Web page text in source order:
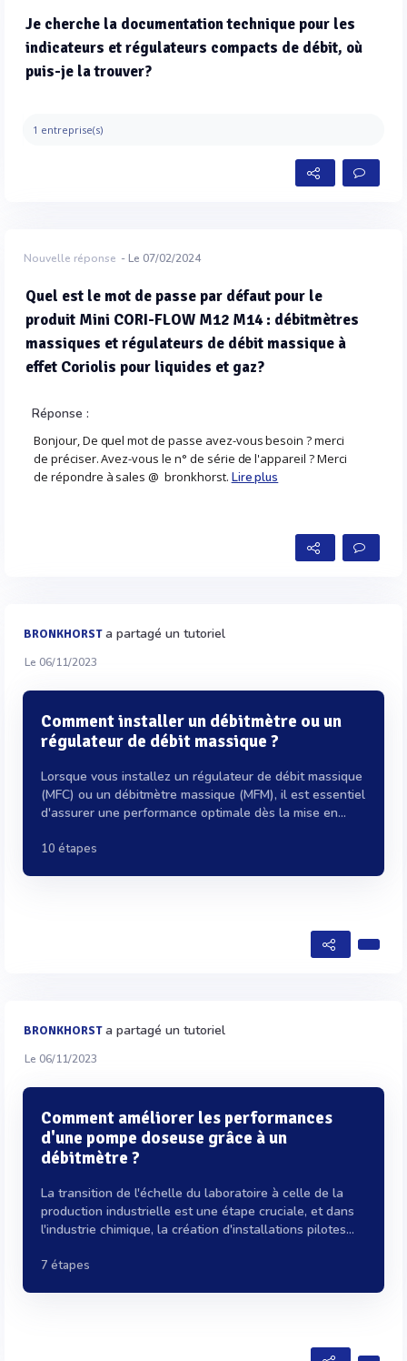
Je cherche la documentation technique pour les
indicateurs et régulateurs compacts de débit, où
puis-je la trouver?
1 entreprise(s)
Nouvelle réponse - Le 07/02/2024
Quel est le mot de passe par défaut pour le
produit Mini CORI-FLOW M12 M14 : débitmètres
massiques et régulateurs de débit massique à
effet Coriolis pour liquides et gaz?
Réponse :
Bonjour, De quel mot de passe avez-vous besoin ? merci
de préciser. Avez-vous le n° de série de l'appareil ? Merci
de répondre à sales @ bronkhorst. Lire plus
BRONKHORSTa partagé un tutoriel
Le 06/11/2023
Comment installer un débitmètre ou un
régulateur de débit massique ?
Lorsque vous installez un régulateur de débit massique
(MFC) ou un débitmètre massique (MFM), il est essentiel
d'assurer une performance optimale dès la mise en...
10 étapes
BRONKHORSTa partagé un tutoriel
Le 06/11/2023
Comment améliorer les performances
d'une pompe doseuse grâce à un
débitmètre ?
La transition de l'échelle du laboratoire à celle de la
production industrielle est une étape cruciale, et dans
l'industrie chimique, la création d'installations pilotes...
7 étapes